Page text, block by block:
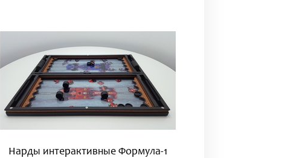
Нарды интерактивные Формула-1